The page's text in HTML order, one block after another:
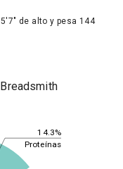
de alto y pesa 144
14.3%
Proteínas